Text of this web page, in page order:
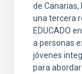
de Canarias,
una tercera
EDUCADO
a personas
jóvenes
para abordar